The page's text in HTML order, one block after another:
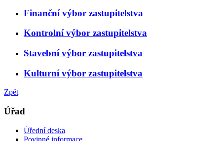
Finanční výbor zastupitelstva
Kontrolní výbor zastupitelstva
Stavební výbor zastupitelstva
Kulturní výbor zastupitelstva
Zpět
Úřad
Úřední deska
Povinné informace